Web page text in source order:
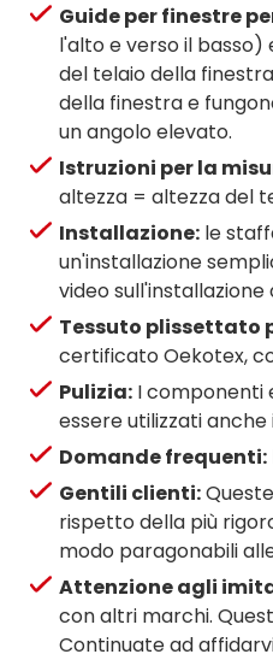
Guide per finestre
l'alto e verso il basso)
del telaio della
della finestra e
un angolo elevato.
Istruzioni per la
altezza = altezza del
Installazione: le
un'installazione
video
Tessuto plissettato
certificato Oekotex,
Pulizia: I componenti
essere utilizzati
Domande frequenti:
Gentili clienti:
rispetto della più
modo paragonabili
Attenzione agli
con altri marchi.
Continuate ad